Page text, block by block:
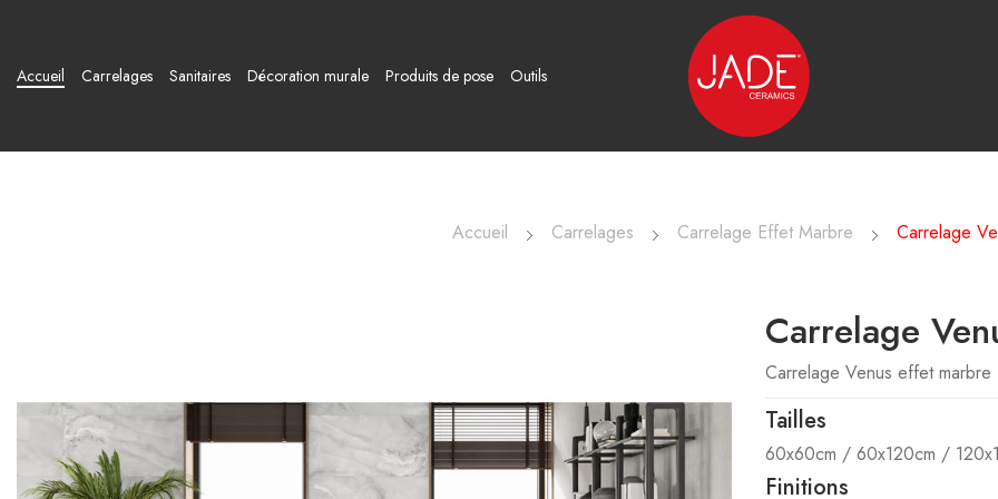
Accueil Carrelages Sanitaires Décoration murale Produits de pose Outils
Accueil Carrelages Carrelage Effet Marbre Carrelage
Carrelage
Carrelage Venus effet marbre
Tailles
60x60cm / 60x120cm /
Finitions